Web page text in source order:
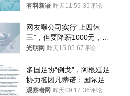
年才对外披露
有料新语 昨天11:59 35评论
网友曝公司实行“上四休
三”，但要降薪1000元，不
接受只能辞职
光明网 昨天15:05 67评论
多国足协“倒戈”，阿根廷足
协力挺因凡蒂诺：国际足联
今后应继续在其领导下前行
观察者网 昨天09:17 36评论